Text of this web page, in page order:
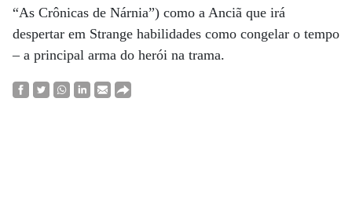
“As Crônicas de Nárnia”) como a Anciã que irá
despertar em Strange habilidades como congelar o tempo
– a principal arma do herói na trama.